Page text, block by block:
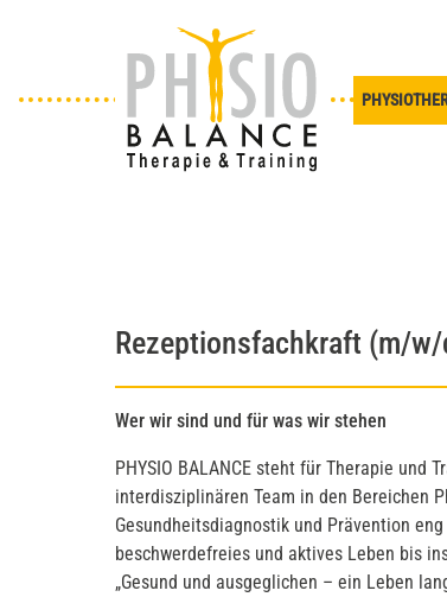
Rezeptionsfachkraft (m/
Wer wir sind und für was wir stehen
PHYSIO BALANCE steht für Therapie und
interdisziplinären Team in den Bereichen
Gesundheitsdiagnostik und Prävention
beschwerdefreies und aktives Leben bis
„Gesund und ausgeglichen – ein Leben